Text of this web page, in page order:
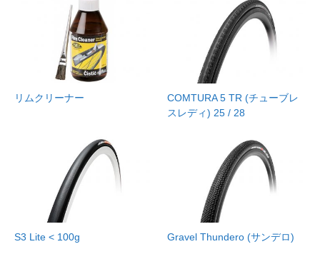
リムクリーナー
COMTURA 5 TR (チューブレ
スレディ) 25 / 28
S3 Lite < 100g Gravel Thundero (サンデロ)